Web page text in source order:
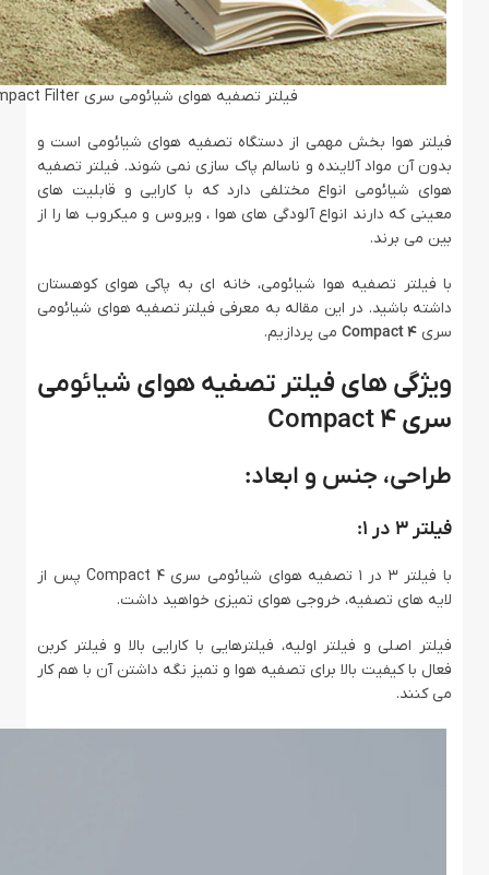
فیلتر تصفیه هوای شیائومی سری Air Purifier 4 Compact Filter
فیلتر هوا بخش مهمی از دستگاه تصفیه هوای شیائومی است و
بدون آن مواد آلاینده و ناسالم پاک سازی نمی شوند. فیلتر تصفیه
هوای شیائومی انواع مختلفی دارد که با کارایی و قابلیت های
معینی که دارند انواع آلودگی های هوا ، ویروس و میکروب ها را از
بین می برند.
با فیلتر تصفیه هوا شیائومی، خانه ای به پاکی هوای کوهستان
داشته باشید. در این مقاله به معرفی فیلتر تصفیه هوای شیائومی
سری 4 Compact می پردازیم.
ویژگی های فیلتر تصفیه هوای شیائومی
سری 4 Compact
طراحی، جنس و ابعاد:
فیلتر 3 در 1:
با فیلتر 3 در 1 تصفیه هوای شیائومی سری 4 Compact پس از
لایه های تصفیه، خروجی هوای تمیزی خواهید داشت.
فیلتر اصلی و فیلتر اولیه، فیلترهایی با کارایی بالا و فیلتر کربن
فعال با کیفیت بالا برای تصفیه هوا و تمیز نگه داشتن آن با هم کار
می کنند.